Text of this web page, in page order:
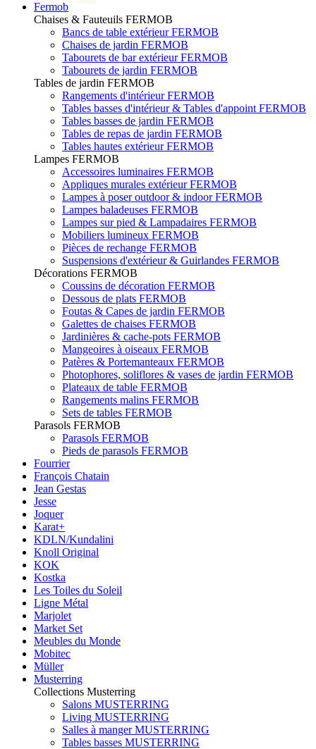
Fermob
Chaises & Fauteuils FERMOB
Bancs de table extérieur FERMOB
Chaises de jardin FERMOB
Tabourets de bar extérieur FERMOB
Tabourets de jardin FERMOB
Tables de jardin FERMOB
Rangements d'intérieur FERMOB
Tables basses d'intérieur & Tables d'appoint FERMOB
Tables basses de jardin FERMOB
Tables de repas de jardin FERMOB
Tables hautes extérieur FERMOB
Lampes FERMOB
Accessoires luminaires FERMOB
Appliques murales extérieur FERMOB
Lampes à poser outdoor & indoor FERMOB
Lampes baladeuses FERMOB
Lampes sur pied & Lampadaires FERMOB
Mobiliers lumineux FERMOB
Pièces de rechange FERMOB
Suspensions d'extérieur & Guirlandes FERMOB
Décorations FERMOB
Coussins de décoration FERMOB
Dessous de plats FERMOB
Foutas & Capes de jardin FERMOB
Galettes de chaises FERMOB
Jardinières & cache-pots FERMOB
Mangeoires à oiseaux FERMOB
Patères & Portemanteaux FERMOB
Photophores, soliflores & vases de jardin FERMOB
Plateaux de table FERMOB
Rangements malins FERMOB
Sets de tables FERMOB
Parasols FERMOB
Parasols FERMOB
Pieds de parasols FERMOB
Fourrier
François Chatain
Jean Gestas
Jesse
Joquer
Karat+
KDLN/Kundalini
Knoll Original
KOK
Kostka
Les Toiles du Soleil
Ligne Métal
Marjolet
Market Set
Meubles du Monde
Mobitec
Müller
Musterring
Collections Musterring
Salons MUSTERRING
Living MUSTERRING
Salles à manger MUSTERRING
Tables basses MUSTERRING